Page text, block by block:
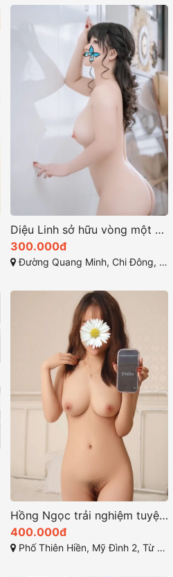
Diệu Linh sở hữu vòng một đầy đặn V-line thanh tú
300.000đ
Đường Quang Minh, Chi Đông, Mê Linh, Hà Nội
Hồng Ngọc trải nghiệm tuyệt vời giây phút thăng hoa và thư giãn
400.000đ
Phố Thiên Hiền, Mỹ Đình 2, Từ Liêm, Hà Nội, Việt Nam